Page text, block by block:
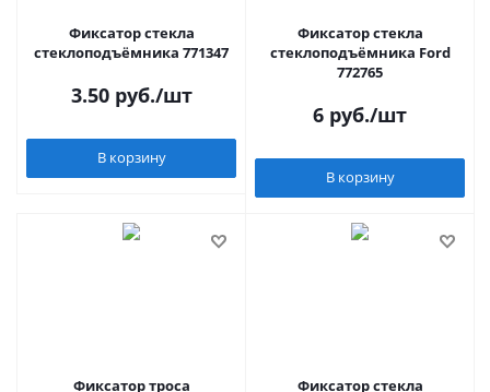
Фиксатор стекла
стеклоподъёмника 771347
3.50руб./шт
В корзину
Фиксатор стекла
стеклоподъёмника Ford
772765
6 руб./шт
В корзину
Фиксатор троса
Фиксатор стекла